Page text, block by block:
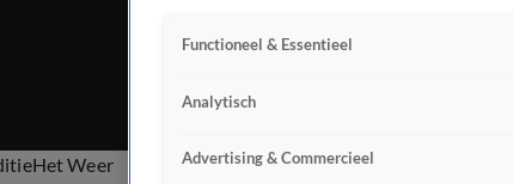
Het Weer
Functioneel & Essentieel
Analytisch
Advertising & Commercieel